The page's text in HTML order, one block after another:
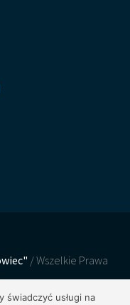
/ Wszelkie Prawa
Factory
świadczyć usługi na